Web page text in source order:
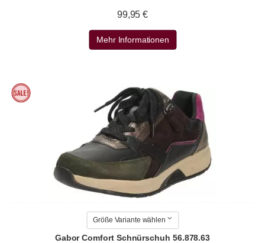
99,95 €
Mehr Informationen
Größe Variante wählen
Gabor Comfort Schnürschuh 56.878.63